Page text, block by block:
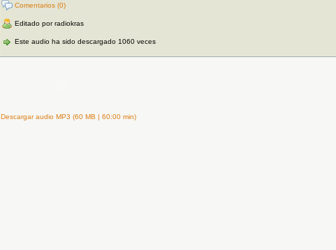
Comentarios (0)
Editado por radiokras
Este audio ha sido descargado 1060 veces
Descargar audio MP3 (60 MB | 60:00 min)